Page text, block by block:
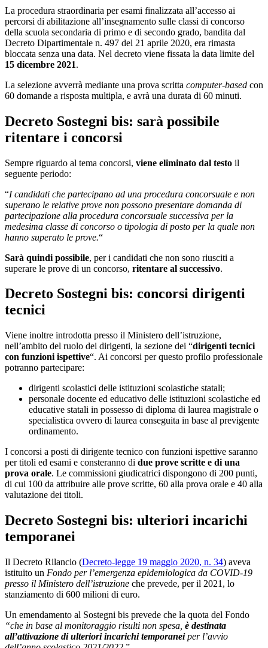
La procedura straordinaria per esami finalizzata all’accesso ai
percorsi di abilitazione all’insegnamento sulle classi di concorso
della scuola secondaria di primo e di secondo grado, bandita dal
Decreto Dipartimentale n. 497 del 21 aprile 2020, era rimasta
bloccata senza una data. Nel decreto viene fissata la data limite del
15 dicembre 2021.
La selezione avverrà mediante una prova scritta computer-based con
60 domande a risposta multipla, e avrà una durata di 60 minuti.
Decreto Sostegni bis: sarà possibile
ritentare i concorsi
Sempre riguardo al tema concorsi, viene eliminato dal testo il
seguente periodo:
“I candidati che partecipano ad una procedura concorsuale e non
superano le relative prove non possono presentare domanda di
partecipazione alla procedura concorsuale successiva per la
medesima classe di concorso o tipologia di posto per la quale non
hanno superato le prove.“
Sarà quindi possibile, per i candidati che non sono riusciti a
superare le prove di un concorso, ritentare al successivo.
Decreto Sostegni bis: concorsi dirigenti
tecnici
Viene inoltre introdotta presso il Ministero dell’istruzione,
nell’ambito del ruolo dei dirigenti, la sezione dei “dirigenti tecnici
con funzioni ispettive“. Ai concorsi per questo profilo professionale
potranno partecipare:
dirigenti scolastici delle istituzioni scolastiche statali;
personale docente ed educativo delle istituzioni scolastiche ed
educative statali in possesso di diploma di laurea magistrale o
specialistica ovvero di laurea conseguita in base al previgente
ordinamento.
I concorsi a posti di dirigente tecnico con funzioni ispettive saranno
per titoli ed esami e consteranno di due prove scritte e di una
prova orale. Le commissioni giudicatrici dispongono di 200 punti,
di cui 100 da attribuire alle prove scritte, 60 alla prova orale e 40 alla
valutazione dei titoli.
Decreto Sostegni bis: ulteriori incarichi
temporanei
Il Decreto Rilancio (Decreto-legge 19 maggio 2020, n. 34) aveva
istituito un Fondo per l’emergenza epidemiologica da COVID-19
presso il Ministero dell’istruzione che prevede, per il 2021, lo
stanziamento di 600 milioni di euro.
Un emendamento al Sostegni bis prevede che la quota del Fondo
“che in base al monitoraggio risulti non spesa, è destinata
all’attivazione di ulteriori incarichi temporaneiper l’avvio